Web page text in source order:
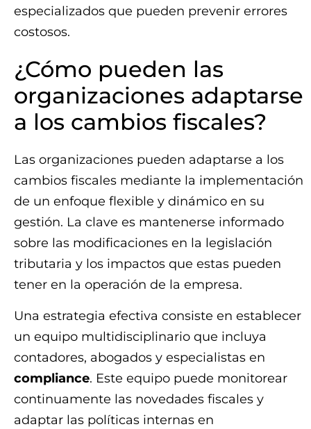
especializados que pueden prevenir errores
costosos.
¿Cómo pueden las
organizaciones adaptarse
a los cambios fiscales?
Las organizaciones pueden adaptarse a los
cambios fiscales mediante la implementación
de un enfoque flexible y dinámico en su
gestión. La clave es mantenerse informado
sobre las modificaciones en la legislación
tributaria y los impactos que estas pueden
tener en la operación de la empresa.
Una estrategia efectiva consiste en establecer
un equipo multidisciplinario que incluya
contadores, abogados y especialistas en
compliance. Este equipo puede monitorear
continuamente las novedades fiscales y
adaptar las políticas internas en